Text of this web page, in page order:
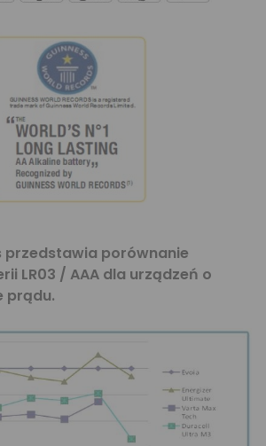
przedstawia porównanie
LR03 / AAA dla urządzeń o
prądu.